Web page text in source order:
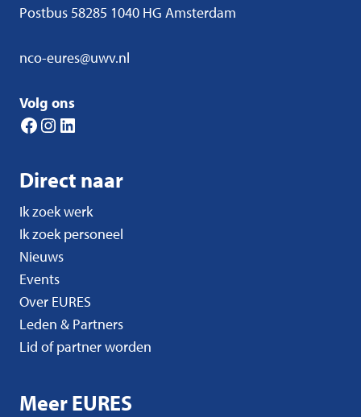
Postbus 58285 1040 HG Amsterdam
nco-eures@uwv.nl
Volg ons
Facebook
Instagram
LinkedIn
Direct naar
Ik zoek werk
Ik zoek personeel
Nieuws
Events
Over EURES
Leden & Partners
Lid of partner worden
Meer EURES